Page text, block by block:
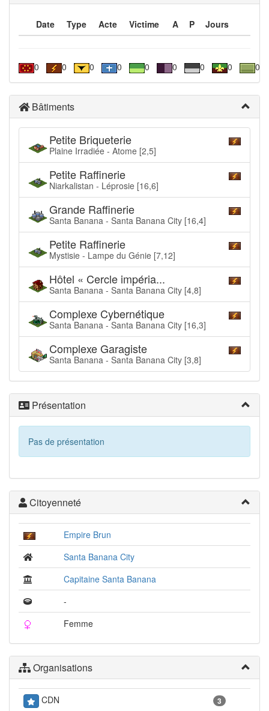
Date Type Acte Victime A P Jours
0 0 0 0 0 0 0 0 0
Bâtiments
Petite Briqueterie
Plaine Irradiée - Atome [2,5]
Petite Raffinerie
Niarkalistan - Léprosie [16,6]
Grande Raffinerie
Santa Banana - Santa Banana City [16,4]
Petite Raffinerie
Mystisie - Lampe du Génie [7,12]
Hôtel « Cercle impéria...
Santa Banana - Santa Banana City [4,8]
Complexe Cybernétique
Santa Banana - Santa Banana City [16,3]
Complexe Garagiste
Santa Banana - Santa Banana City [3,8]
Présentation
Pas de présentation
Citoyenneté
Empire Brun
Santa Banana City
Capitaine Santa Banana
-
Femme
Organisations
CDN 3